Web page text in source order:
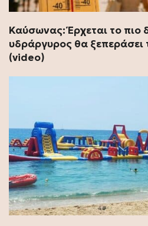
Καύσωνας: Έρχεται το
υδράργυρος θα ξεπεράσει
(video)